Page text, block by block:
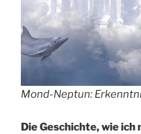
Mond-Neptun:
Die Geschichte, wie ich